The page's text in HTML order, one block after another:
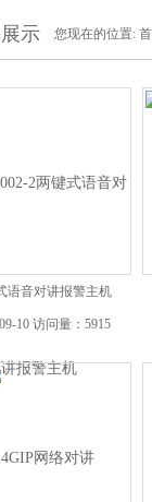
示 您现在的位置:
语音对讲报警主机
10 访问量：5915